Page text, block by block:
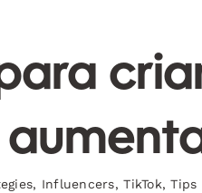
, Influencers,TikTok,Tips